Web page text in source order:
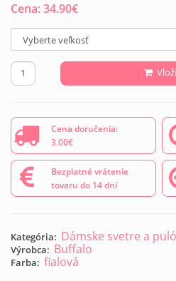
Cena:34.90€
Cena doručenia:
3.00€
Bezplatné vrátenie
tovaru do 14 dní
Kategória: Dámske svetre a
Výrobca: Buffalo
Farba: fialová